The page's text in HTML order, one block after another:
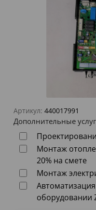
Артикул: 440017991
Дополнительные
Монтаж
20% на смете
Монтаж
оборудовании